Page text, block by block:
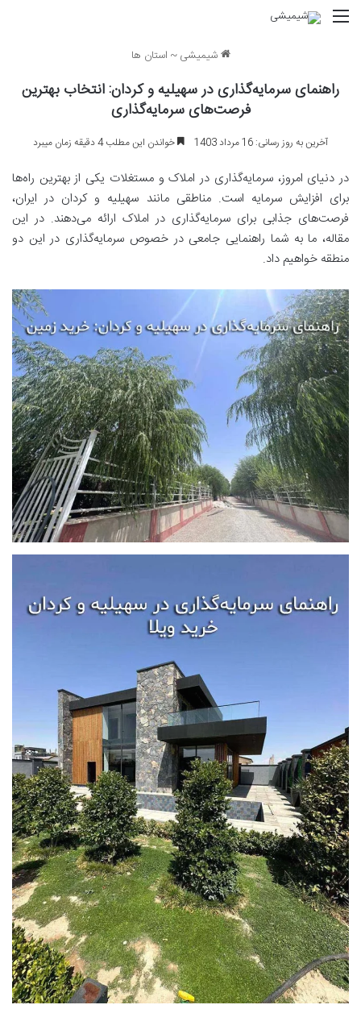
منو
شیمیشی ~ استان ها
راهنمای سرمایه‌گذاری در سهیلیه و کردان: انتخاب بهترین
فرصت‌های سرمایه‌گذاری
آخرین به روز رسانی: 16 مرداد 1403 خواندن این مطلب 4 دقیقه زمان میبرد
در دنیای امروز، سرمایه‌گذاری در املاک و مستغلات یکی از بهترین راه‌ها
برای افزایش سرمایه است. مناطقی مانند سهیلیه و کردان در ایران،
فرصت‌های جذابی برای سرمایه‌گذاری در املاک ارائه می‌دهند. در این
مقاله، ما به شما راهنمایی جامعی در خصوص سرمایه‌گذاری در این دو
منطقه خواهیم داد.